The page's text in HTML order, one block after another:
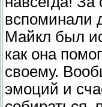
вспоминали
Майкл был
как она
своему.
эмоций и